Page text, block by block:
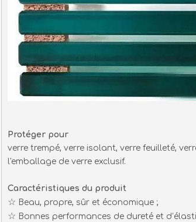
Protéger pour
verre trempé, verre isolant, verre feuilleté,
l'emballage de verre exclusif.
Caractéristiques du produit
☆ Beau, propre, sûr et économique ;
☆ Bonnes performances de dureté et